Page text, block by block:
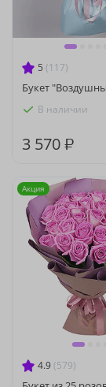
5 (117)
Букет
В наличии
3 570 ₽
4.9 (579)
Акция